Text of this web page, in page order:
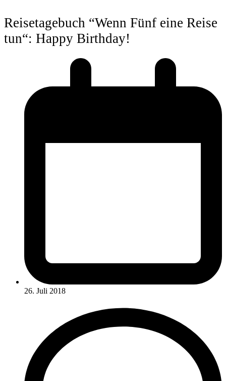
Reisetagebuch “Wenn Fünf eine Reise
tun“: Happy Birthday!
26. Juli 2018